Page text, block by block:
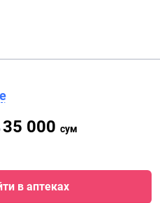
35 000 сум
в аптеках